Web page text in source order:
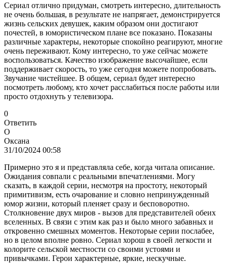
Сериал отлично придуман, смотреть интересно, длительность
не очень большая, в результате не напрягает, демонстрируется
жизнь сельских девушек, каким образом они достигают
почестей, в юмористическом плане все показано. Показаны
различные характеры, некоторые спокойно реагируют, многие
очень переживают. Кому интересно, то уже сейчас можете
воспользоваться. Качество изображение высочайшее, если
поддерживает скорость, то уже сегодня можете попробовать.
Звучание чистейшее. В общем, сериал будет интересно
посмотреть любому, кто хочет расслабиться после работы или
просто отдохнуть у телевизора.
0
Ответить
О
Оксана
31/10/2024 00:58
Примерно это я и представляла себе, когда читала описание.
Ожидания совпали с реальными впечатлениями. Могу
сказать, в каждой серии, несмотря на простоту, некоторый
примитивизм, есть очарование и словно непринужденный
юмор жизни, который пленяет сразу и бесповоротно.
Столкновение двух миров - вызов для представителей обеих
вселенных. В связи с этим как раз и было много забавных и
откровенно смешных моментов. Некоторые серии послабее,
но в целом вполне ровно. Сериал хорош в своей легкости и
колорите сельской местности со своими устоями и
привычками. Герои характерные, яркие, нескучные.